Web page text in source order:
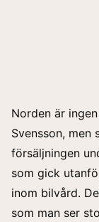
Norden är
Svensson, men
försäljningen
som gick
inom bilvård.
som man ser